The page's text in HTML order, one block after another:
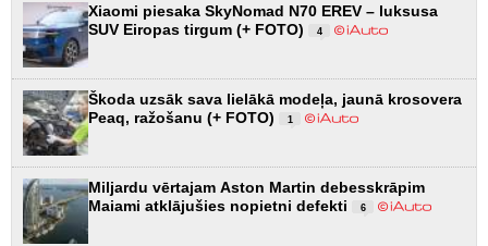
Xiaomi piesaka SkyNomad N70 EREV – luksusa
SUV Eiropas tirgum (+ FOTO)
4
Škoda uzsāk sava lielākā modeļa, jaunā krosovera
Peaq, ražošanu (+ FOTO)
1
Miljardu vērtajam Aston Martin debesskrāpim
Maiami atklājušies nopietni defekti
6